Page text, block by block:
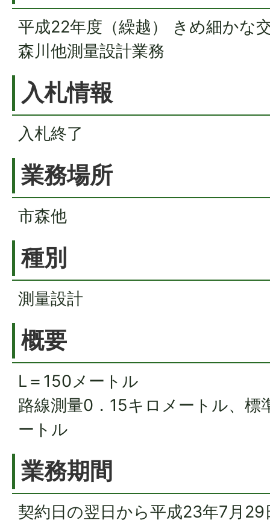
平成22年度（繰越） きめ細かな
森川他測量設計業務
入札情報
入札終了
業務場所
市森他
種別
測量設計
概要
L＝150メートル
路線測量0．15キロメートル、標
ートル
業務期間
契約日の翌日から平成23年7月29